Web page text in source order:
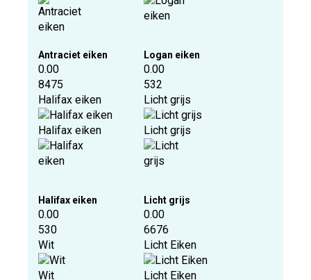
Antraciet eiken Logan eiken
0.00
8475
Halifax eiken
Halifax eiken
Halifax eiken
0.00
532
Licht grijs
Licht grijs
Licht grijs
0.00
530
Wit
Wit
0.00
6676
Licht Eiken
Licht Eiken